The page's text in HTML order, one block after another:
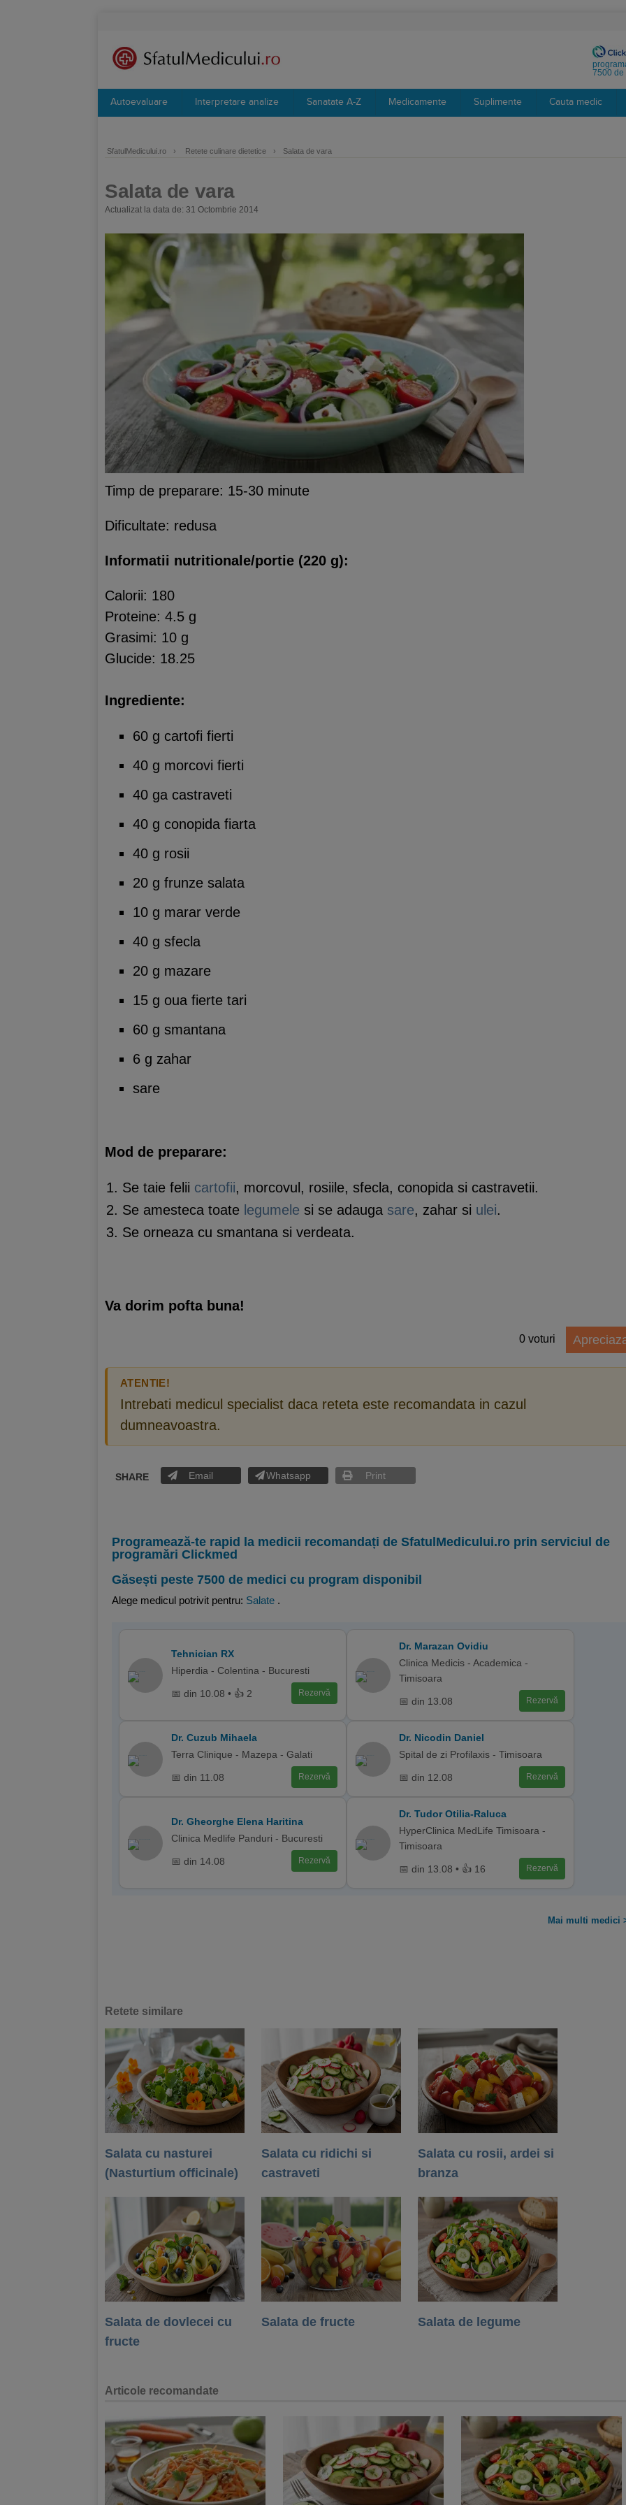
7500 de
Autoevaluare Interpretare analize Sanatate A-Z Medicamente Suplimente Cauta medic
SfatulMedicului.ro › Retete culinare dietetice › Salata de vara
Salata de vara
Actualizat la data de: 31 Octombrie 2014
Timp de preparare: 15-30 minute
Dificultate: redusa
Informatii nutritionale/portie (220 g):
Calorii: 180
Proteine: 4.5 g
Grasimi: 10 g
Glucide: 18.25
Ingrediente:
60 g cartofi fierti
40 g morcovi fierti
40 ga castraveti
40 g conopida fiarta
40 g rosii
20 g frunze salata
10 g marar verde
40 g sfecla
20 g mazare
15 g oua fierte tari
60 g smantana
6 g zahar
sare
Mod de preparare:
Se taie felii cartofii, morcovul, rosiile, sfecla, conopida si castravetii.
Se amesteca toate legumele si se adauga sare, zahar si ulei.
Se orneaza cu smantana si verdeata.
Va dorim pofta buna!
0 voturi
ATENTIE!
Intrebati medicul specialist daca reteta este recomandata in cazul
dumneavoastra.
SHARE Email Whatsapp Print
Programează-te rapid la medicii recomandați de SfatulMedicului.ro prin serviciul de
programări Clickmed
Găsești peste 7500 de medici cu program disponibil
Alege medicul potrivit pentru: Salate .
Tehnician RX
Hiperdia - Colentina - Bucuresti
📅 din 10.08 • 👍 2 Rezervă
Dr. Marazan Ovidiu
Clinica Medicis - Academica -
Timisoara
📅 din 13.08 Rezervă
Dr. Cuzub Mihaela
Terra Clinique - Mazepa - Galati
📅 din 11.08 Rezervă
Dr. Nicodin Daniel
Spital de zi Profilaxis - Timisoara
📅 din 12.08 Rezervă
Dr. Gheorghe Elena Haritina
Clinica Medlife Panduri - Bucuresti
📅 din 14.08 Rezervă
Dr. Tudor Otilia-Raluca
HyperClinica MedLife Timisoara -
Timisoara
📅 din 13.08 • 👍 16 Rezervă
Mai multi medici
Retete similare
Salata cu nasturei
(Nasturtium officinale)
Salata cu ridichi si
castraveti
Salata cu rosii, ardei si
branza
Salata de dovlecei cu
fructe
Salata de fructe Salata de legume
Articole recomandate